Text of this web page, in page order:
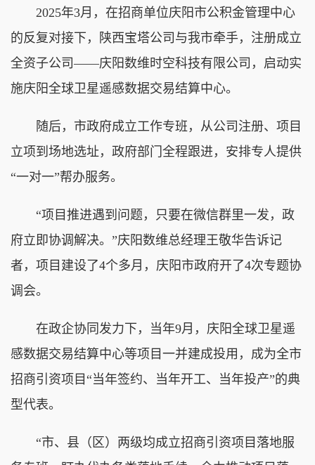
2025年3月，在招商单位庆阳市公积金管理中心
的反复对接下，陕西宝塔公司与我市牵手，注册成立
全资子公司——庆阳数维时空科技有限公司，启动实
施庆阳全球卫星遥感数据交易结算中心。
随后，市政府成立工作专班，从公司注册、项目
立项到场地选址，政府部门全程跟进，安排专人提供
“一对一”帮办服务。
“项目推进遇到问题，只要在微信群里一发，政
府立即协调解决。”庆阳数维总经理王敬华告诉记
者，项目建设了4个多月，庆阳市政府开了4次专题协
调会。
在政企协同发力下，当年9月，庆阳全球卫星遥
感数据交易结算中心等项目一并建成投用，成为全市
招商引资项目“当年签约、当年开工、当年投产”的典
型代表。
“市、县（区）两级均成立招商引资项目落地服